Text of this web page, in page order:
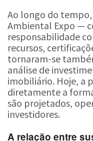
Ao longo do
Ambiental Expo —
responsabilidade
recursos,
tornaram-se
análise de
imobiliário. Hoje, a
diretamente a
são projetados,
investidores.
A relação entre